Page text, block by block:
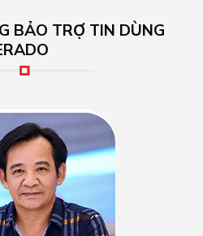
BẢO TRỢ TIN DÙNG